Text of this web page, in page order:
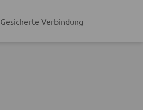
Gesicherte Verbindung